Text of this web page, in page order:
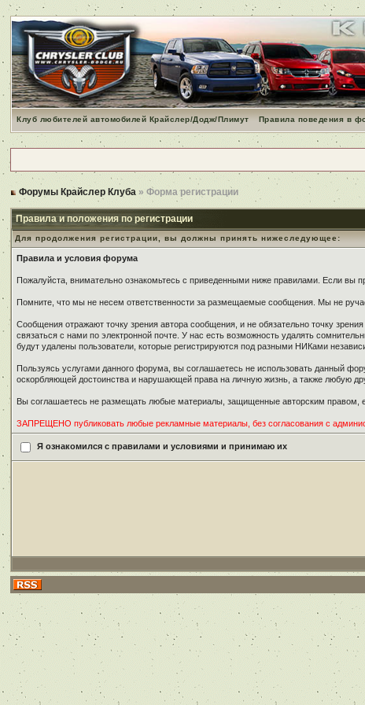
Клуб любителей автомобилей Крайслер/Додж/Плимут Правила поведения в
Форумы Крайслер Клуба » Форма регистрации
Правила и положения по регистрации
Для продолжения регистрации, вы должны принять нижеследующее:
Правила и условия форума
Пожалуйста, внимательно ознакомьтесь с приведенными ниже правилами. Если вы
Помните, что мы не несем ответственности за размещаемые сообщения. Мы не
Сообщения отражают точку зрения автора сообщения, и не обязательно точку
связаться с нами по электронной почте. У нас есть возможность удалять
будут удалены пользователи, которые регистрируются под разными НИКами
Пользуясь услугами данного форума, вы соглашаетесь не использовать данный
оскорбляющей достоинства и нарушающей права на личную жизнь, а также любую
Вы соглашаетесь не размещать любые материалы, защищенные авторским правом,
ЗАПРЕЩЕНО публиковать любые рекламные материалы, без согласования с
Я ознакомился с правилами и условиями и принимаю их